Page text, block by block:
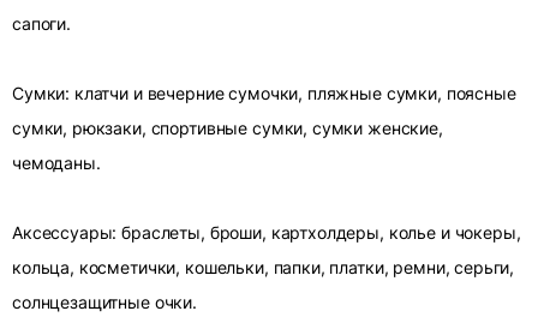
сапоги.
Сумки: клатчи и вечерние сумочки, пляжные сумки, поясные
сумки, рюкзаки, спортивные сумки, сумки женские,
чемоданы.
Аксессуары: браслеты, броши, картхолдеры, колье и чокеры,
кольца, косметички, кошельки, папки, платки, ремни, серьги,
солнцезащитные очки.